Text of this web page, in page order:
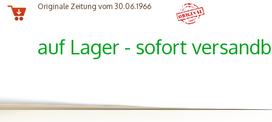
Originale Zeitung vom 30.06.1966
auf Lager - sofort